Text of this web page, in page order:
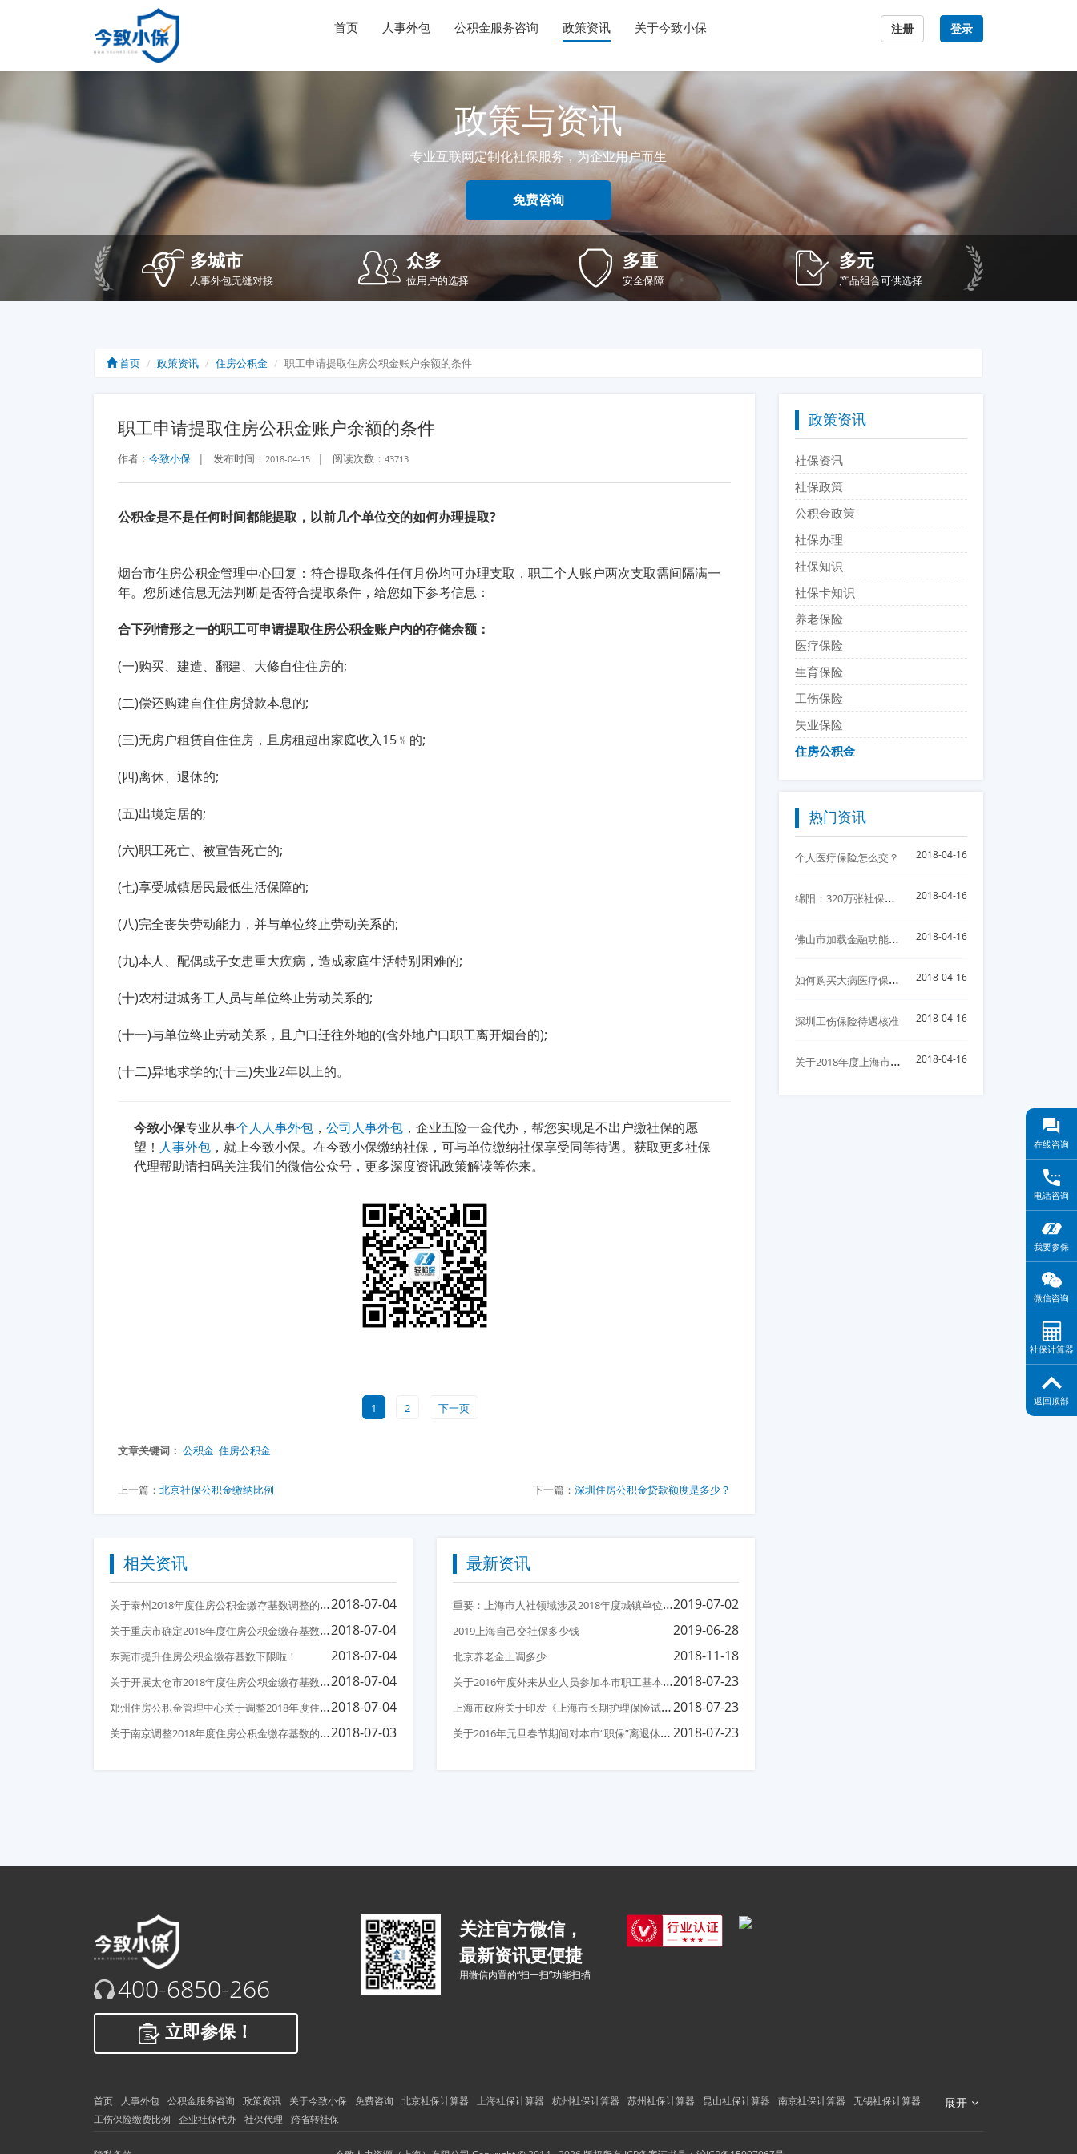
登录
注册
首页 人事外包 公积金服务咨询 政策资讯 关于今致小保
政策与资讯
专业互联网定制化社保服务，为企业用户而生
免费咨询
多城市
人事外包无缝对接
众多
位用户的选择
多重
安全保障
多元
产品组合可供选择
首页 政策资讯 住房公积金 职工申请提取住房公积金账户余额的条件
职工申请提取住房公积金账户余额的条件
作者： 今致小保 | 发布时间： 2018-04-15 | 阅读次数： 43713
公积金是不是任何时间都能提取，以前几个单位交的如何办理提取?
烟台市住房公积金管理中心回复：符合提取条件任何月份均可办理支取，职工个人账户两次支取需间隔满一
年。您所述信息无法判断是否符合提取条件，给您如下参考信息：
合下列情形之一的职工可申请提取住房公积金账户内的存储余额：
(一)购买、建造、翻建、大修自住住房的;
(二)偿还购建自住住房贷款本息的;
(三)无房户租赁自住住房，且房租超出家庭收入15﹪的;
(四)离休、退休的;
(五)出境定居的;
(六)职工死亡、被宣告死亡的;
(七)享受城镇居民最低生活保障的;
(八)完全丧失劳动能力，并与单位终止劳动关系的;
(九)本人、配偶或子女患重大疾病，造成家庭生活特别困难的;
(十)农村进城务工人员与单位终止劳动关系的;
(十一)与单位终止劳动关系，且户口迁往外地的(含外地户口职工离开烟台的);
(十二)异地求学的;(十三)失业2年以上的。
今致小保专业从事个人人事外包 ， 公司人事外包 ，企业五险一金代办，帮您实现足不出户缴社保的愿
望！ 人事外包 ，就上今致小保。在今致小保缴纳社保，可与单位缴纳社保享受同等待遇。获取更多社保
代理帮助请扫码关注我们的微信公众号，更多深度资讯政策解读等你来。
1 2 下一页
文章关键词： 公积金 住房公积金
上一篇： 北京社保公积金缴纳比例 下一篇： 深圳住房公积金贷款额度是多少？
相关资讯
关
于泰州2018年度住房公积金缴存基数调整的通知2018-07-04
关
于重庆市确定2018年度住房公积金缴存基数上、下限的通知2018-07-04
东莞市提升住房公积金缴存基数下限啦！
2018-07-04
关
于开展太仓市2018年度住房公积金缴存基数调整以及缴存单位基础信息核对的通知2018-07-04
郑
州住房公积金管理中心关于调整2018年度住房公积金缴存基数和缴存比例的通知2018-07-04
关
于南京调整2018年度住房公积金缴存基数的通知2018-07-03
最新资讯
重
要：上海市人社领域涉及2018年度城镇单位就业人员平均工资相关事项的说明2019-07-02
2019上海自己交社保多少钱 2019-06-28
北京养老金上调多少
2018-11-18
关
于2016年度外来从业人员参加本市职工基本医疗保险后医保待遇衔接有关问题的通知2018-07-23
上
海市政府关于印发《上海市长期护理保险试点办法》的通知2018-07-23
关
于2016年元旦春节期间对本市“职保”离退休人员、“镇保”按月领取养老金人员发放一次性补助费的通知2018-07-23
政策资讯
社保资讯
社保政策
公积金政策
社保办理
社保知识
社保卡知识
养老保险
医疗保险
生育保险
工伤保险
失业保险
住房公积金
热门资讯
个人医疗保险怎么交？ 2018-04-16
绵
阳：320万张社保卡惠及参保人员 首次发放实行免费 2018-04-16
佛
山市加载金融功能的佛山社保卡制发卡30万张 2018-04-16
如
何购买大病医疗保险?怎么购买大病医疗保险？ 2018-04-16
深圳工伤保险待遇核准 2018-04-16
关
于2018年度上海市调整住房公积金缴存基数、比例以及月缴存额上下限的通知 2018-04-16
400-6850-266
立即参保！
关注官方微信，
最新资讯更便捷
用微信内置的“扫一扫”功能扫描
首页 人事外包 公积金服务咨询 政策资讯 关于今致小保 免费咨询 北京社保计算器 上海社保计算器 杭州社保计算器 苏州社保计算器 昆山社保计算器 南京社保计算器
无锡社保计算器
工伤保险缴费比例
企业社保代办 社保代理 跨省转社保
展开
在线咨询
电话咨询
我要参保
微信咨询
社保计算器
返回顶部